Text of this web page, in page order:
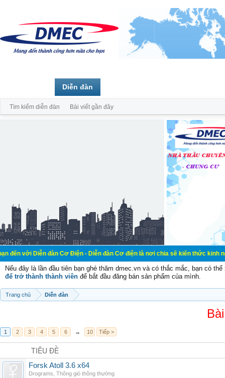
đàn Cơ Điện - Diễn đàn Cơ điện là nơi chia sẽ kiến thức kinh nghiệm
Nếu đây là lần đầu tiên bạn ghé thăm dmec.vn và có thắc mắc, bạn có
để trở thành thành viên để bắt đầu đăng bán sản phẩm của mình.
Trang chủ Diễn đàn
1 2 3 4 5 6 → 10 Tiếp >
TIÊU ĐỀ
Forsk Atoll 3.6 x64
Drograms Thông gió thông thường
Diễn đàn
Tìm kiếm diễn đàn Bài viết gần đây